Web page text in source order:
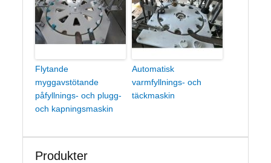
Flytande
myggavstötande
påfyllnings- och plugg-
och kapningsmaskin
Automatisk
varmfyllnings- och
täckmaskin
Produkter